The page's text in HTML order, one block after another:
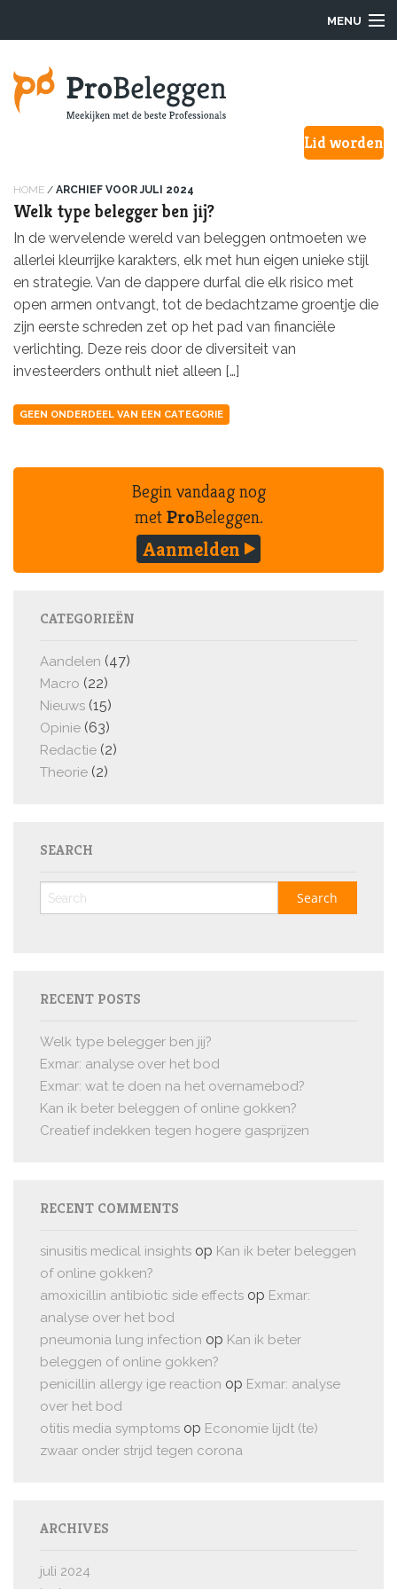
MENU
Hoe werkt het?
Onze Pro’s
Aanmelden
Over ons
F.A.Q.
Lid worden
HOME / ARCHIEF VOOR JULI 2024
Welk type belegger ben jij?
In de wervelende wereld van beleggen ontmoeten we
allerlei kleurrijke karakters, elk met hun eigen unieke stijl
en strategie. Van de dappere durfal die elk risico met
open armen ontvangt, tot de bedachtzame groentje die
zijn eerste schreden zet op het pad van financiële
verlichting. Deze reis door de diversiteit van
investeerders onthult niet alleen […]
GEEN ONDERDEEL VAN EEN CATEGORIE
Begin vandaag nog
metProBeleggen.
Aanmelden
CATEGORIEËN
Aandelen (47)
Macro (22)
Nieuws (15)
Opinie (63)
Redactie (2)
Theorie (2)
SEARCH
RECENT POSTS
Welk type belegger ben jij?
Exmar: analyse over het bod
Exmar: wat te doen na het overnamebod?
Kan ik beter beleggen of online gokken?
Creatief indekken tegen hogere gasprijzen
RECENT COMMENTS
sinusitis medical insights op Kan ik beter beleggen
of online gokken?
amoxicillin antibiotic side effects op Exmar:
analyse over het bod
pneumonia lung infection op Kan ik beter
beleggen of online gokken?
penicillin allergy ige reaction op Exmar: analyse
over het bod
otitis media symptoms op Economie lijdt (te)
zwaar onder strijd tegen corona
ARCHIVES
juli 2024